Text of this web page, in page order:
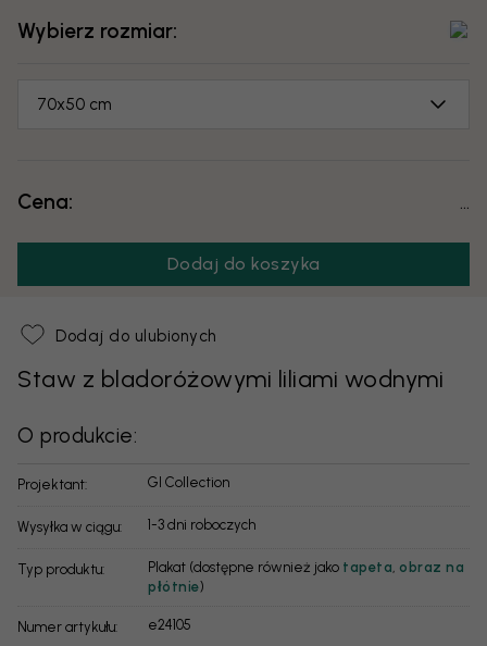
Wybierz rozmiar:
70x50 cm
Cena:
Dodaj do koszyka
Dodaj do ulubionych
Staw z bladoróżowymi liliami wodnymi
O produkcie:
Projektant: GI Collection
Wysyłka w ciągu: 1-3 dni roboczych
Typ produktu: Plakat (dostępne również jako tapeta obraz na
płótnie)
Numer artykułu: e24105